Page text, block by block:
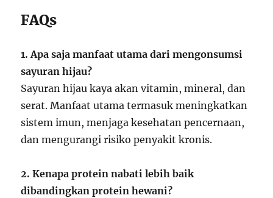
FAQs
1. Apa saja manfaat utama dari mengonsumsi
sayuran hijau?
Sayuran hijau kaya akan vitamin, mineral, dan
serat. Manfaat utama termasuk meningkatkan
sistem imun, menjaga kesehatan pencernaan,
dan mengurangi risiko penyakit kronis.
2. Kenapa protein nabati lebih baik
dibandingkan protein hewani?